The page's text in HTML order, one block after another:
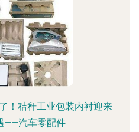
！秸秆工业包装内衬迎来
——汽车零配件